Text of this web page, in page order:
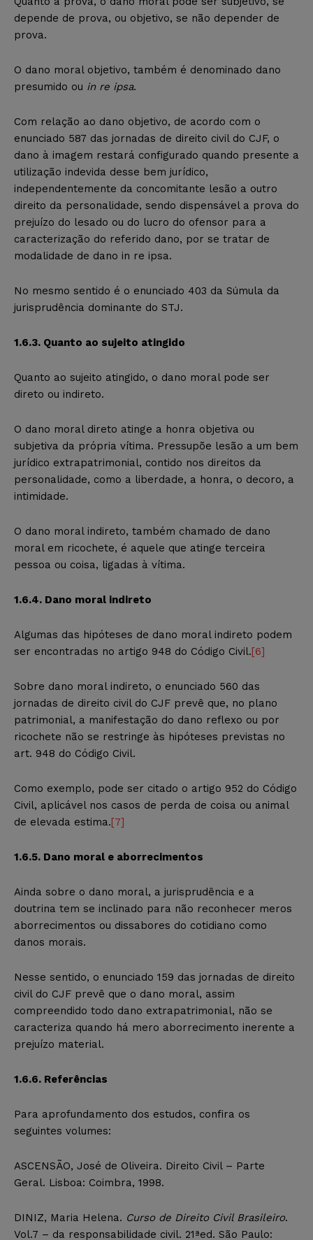
depende de prova, ou objetivo, se não depender de
prova.
O dano moral objetivo, também é denominado dano
presumido ou in re ipsa.
Com relação ao dano objetivo, de acordo com o
enunciado 587 das jornadas de direito civil do CJF, o
dano à imagem restará configurado quando presente a
utilização indevida desse bem jurídico,
independentemente da concomitante lesão a outro
direito da personalidade, sendo dispensável a prova do
prejuízo do lesado ou do lucro do ofensor para a
caracterização do referido dano, por se tratar de
modalidade de dano in re ipsa.
No mesmo sentido é o enunciado 403 da Súmula da
jurisprudência dominante do STJ.
1.6.3. Quanto ao sujeito atingido
Quanto ao sujeito atingido, o dano moral pode ser
direto ou indireto.
O dano moral direto atinge a honra objetiva ou
subjetiva da própria vítima. Pressupõe lesão a um bem
jurídico extrapatrimonial, contido nos direitos da
personalidade, como a liberdade, a honra, o decoro, a
intimidade.
O dano moral indireto, também chamado de dano
moral em ricochete, é aquele que atinge terceira
pessoa ou coisa, ligadas à vítima.
1.6.4. Dano moral indireto
Algumas das hipóteses de dano moral indireto podem
ser encontradas no artigo 948 do Código Civil.[6]
Sobre dano moral indireto, o enunciado 560 das
jornadas de direito civil do CJF prevê que, no plano
patrimonial, a manifestação do dano reflexo ou por
ricochete não se restringe às hipóteses previstas no
art. 948 do Código Civil.
Como exemplo, pode ser citado o artigo 952 do Código
Civil, aplicável nos casos de perda de coisa ou animal
de elevada estima.[7]
1.6.5. Dano moral e aborrecimentos
Ainda sobre o dano moral, a jurisprudência e a
doutrina tem se inclinado para não reconhecer meros
aborrecimentos ou dissabores do cotidiano como
danos morais.
Nesse sentido, o enunciado 159 das jornadas de direito
civil do CJF prevê que o dano moral, assim
compreendido todo dano extrapatrimonial, não se
caracteriza quando há mero aborrecimento inerente a
prejuízo material.
1.6.6. Referências
Para aprofundamento dos estudos, confira os
seguintes volumes:
ASCENSÃO, José de Oliveira. Direito Civil – Parte
Geral. Lisboa: Coimbra, 1998.
DINIZ, Maria Helena. Curso de Direito Civil Brasileiro.
Vol.7 – da responsabilidade civil. 21ªed. São Paulo: